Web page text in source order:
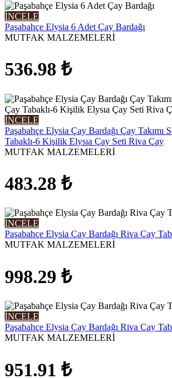
İNCELE
Paşabahçe Elysia 6 Adet Çay Bardağı
MUTFAK MALZEMELERİ
536.98 ₺
İNCELE
Paşabahçe Elysia Çay Bardağı Çay Takımı
Tabaklı-6 Kişilik Elysıa Çay Seti Riva Çay
MUTFAK MALZEMELERİ
483.28 ₺
İNCELE
Paşabahçe Elysia Çay Bardağı Riva Çay
MUTFAK MALZEMELERİ
998.29 ₺
İNCELE
Paşabahçe Elysia Çay Bardağı Riva Çay
MUTFAK MALZEMELERİ
951.91 ₺